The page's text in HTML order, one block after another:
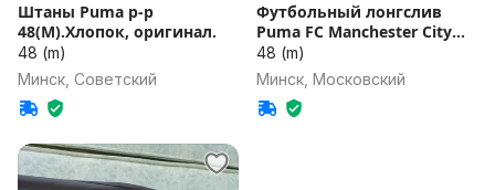
Штаны Puma р-р
48(М).Хлопок, оригинал.
48 (m)
Минск, Советский
Футбольный лонгслив
Puma FC Manchester City
p.M
48 (m)
Минск, Московский